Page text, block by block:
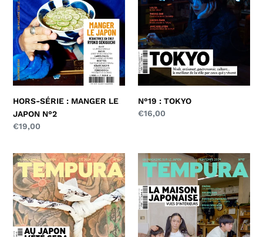
JAPON
N°2
HORS-SÉRIE : MANGER LE
JAPON N°2
Prix
€19,00
N°19 : TOKYO
Prix
€16,00
N°18
:
L'ÉTÉ
SERA
CHAUD
N°17
LA
MAISON
JAPONAISE